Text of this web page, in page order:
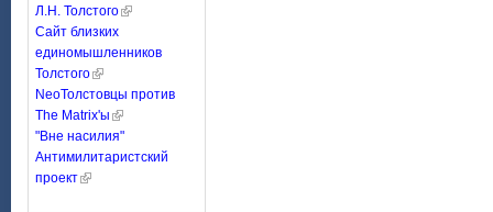
Л.Н. Толстого
Сайт близких
единомышленников
Толстого
NeoТолстовцы против
The Matrix'ы
"Вне насилия"
Антимилитаристский
проект